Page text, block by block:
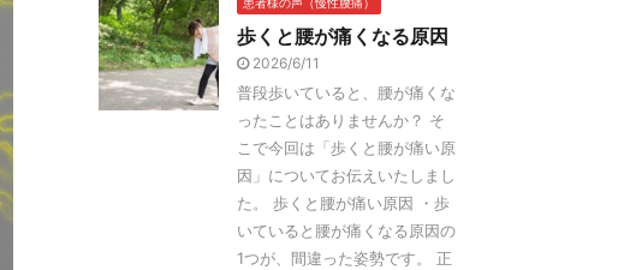
歩くと腰が痛くなる原因
2026/6/11
普段歩いていると、腰が痛くな
ったことはありませんか？ そ
こで今回は「歩くと腰が痛い原
因」についてお伝えいたしまし
た。 歩くと腰が痛い原因 ・歩
いていると腰が痛くなる原因の
1つが、間違った姿勢です。 正